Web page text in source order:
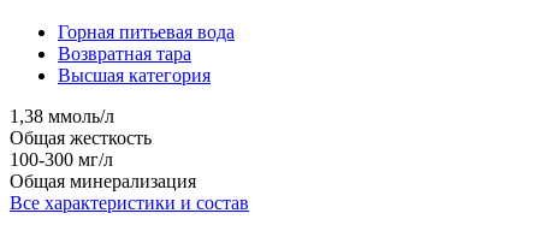
Горная питьевая вода
Возвратная тара
Высшая категория
1,38 ммоль/л
Общая жесткость
100-300 мг/л
Общая минерализация
Все характеристики и состав